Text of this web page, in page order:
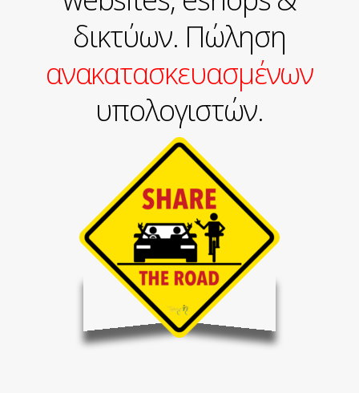
δικτύων. Πώληση
ανακατασκευασμένων
υπολογιστών.